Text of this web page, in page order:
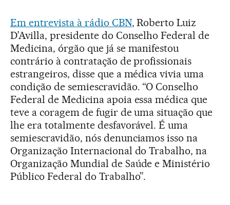
Em entrevista à rádio CBN, Roberto Luiz
D’Avilla, presidente do Conselho Federal de
Medicina, órgão que já se manifestou
contrário à contratação de profissionais
estrangeiros, disse que a médica vivia uma
condição de semiescravidão. “O Conselho
Federal de Medicina apoia essa médica que
teve a coragem de fugir de uma situação que
lhe era totalmente desfavorável. É uma
semiescravidão, nós denunciamos isso na
Organização Internacional do Trabalho, na
Organização Mundial de Saúde e Ministério
Público Federal do Trabalho”.